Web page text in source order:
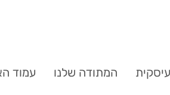
המתודה שלנו עמוד